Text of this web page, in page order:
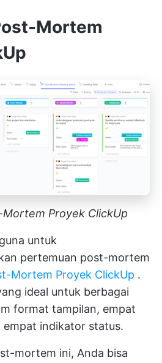
Mortem
Proyek ClickUp
untuk
pertemuan post-mortem
Mortem Proyek ClickUp .
ideal untuk berbagai
format tampilan, empat
empat indikator status.
mortem ini, Anda bisa